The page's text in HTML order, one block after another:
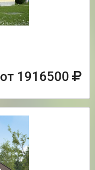
от 1916500